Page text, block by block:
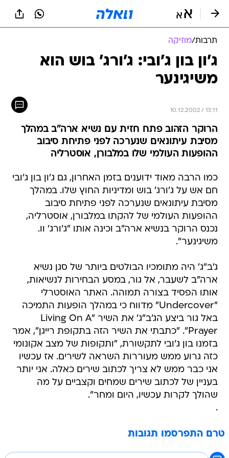
תרבות/מוזיקה
ג'ון בון ג'ובי: ג'ורג' בוש הוא
משיגינער
10.12.2002 / 13:11
הרוקר הזהוב פתח חזית עם נשיא ארה"ב במהלך
מסיבת עיתונאים שנערכה לפני פתיחת סיבוב
ההופעות העולמי שלו במלבורן, אוסטרליה
כמו הרבה מאוד ידוענים בזמן האחרון, גם ג'ון בון ג'ובי
חם אש על ג'ורג' בוש ומדיניות החוץ שלו. במהלך
מסיבת עיתונאים שנערכה לפני פתיחת סיבוב
ההופעות העולמי של להקתו במלבורן, אוסטרליה,
נכנס הרוקר בנשיא ארה"ב וכינה אותו "ג'ורג' וו.
משיגינער".
ג'ב"ג' היה מתומכיו הבולטים ביותר של סגן נשיא
ארה"ב לשעבר, אל גור, במסע הבחירות לנשיאות,
אותו הפסיד בצורה תמוהה. האתר האוסטרלי
"Undercover" מדווח כי במהלך הופעות התמיכה
באל גור ביצע הג'ב"ג' את השיר "Living On A
Prayer". "כתבתי את השיר הזה בתקופת רייגן", אמר
בזמנו בון ג'ובי לתקשורת, "ותקופות של מצב אקונומי
כזה גרוע ממש מעוררות השראה לשירים. אז עכשיו
אני כבר ממש לא צריך לכתוב שירים כאלה. אני יותר
בעניין של לכתוב שירים שמחים וקצביים על מה
שהולך לקרות עכשיו, היום ומחר".
.
טרם התפרסמו תגובות